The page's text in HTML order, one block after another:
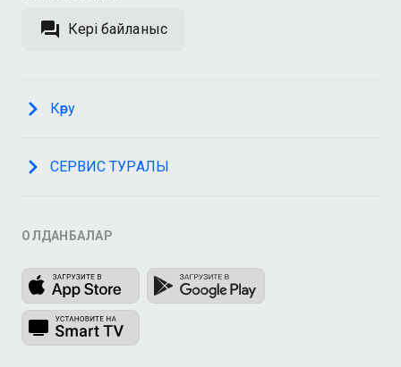
Кері байланыс
Көру
СЕРВИС ТУРАЛЫ
ҚОЛДАНБАЛАР